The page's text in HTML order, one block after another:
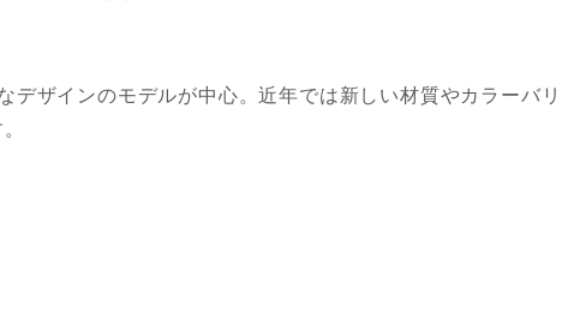
デザインのモデルが中心。近年では新しい材質やカラーバリ